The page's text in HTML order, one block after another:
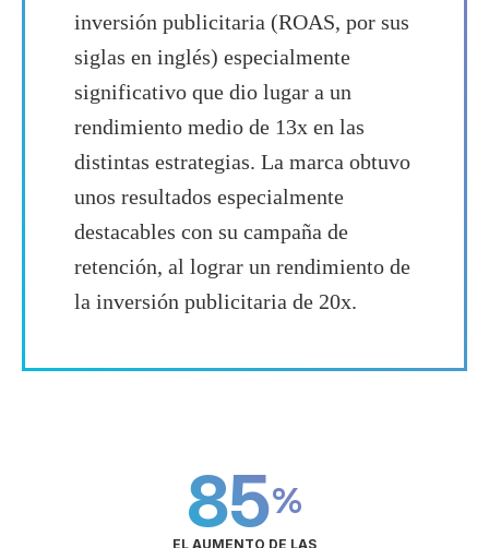
inversión publicitaria (ROAS, por sus
siglas en inglés) especialmente
significativo que dio lugar a un
rendimiento medio de 13x en las
distintas estrategias. La marca obtuvo
unos resultados especialmente
destacables con su campaña de
retención, al lograr un rendimiento de
la inversión publicitaria de 20x.
85%
EL AUMENTO DE LAS